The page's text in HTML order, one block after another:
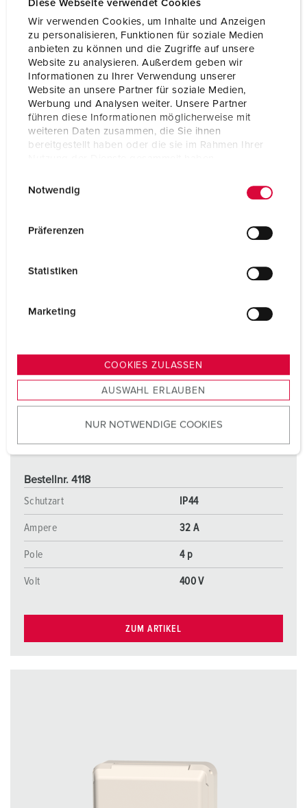
Diese Webseite verwendet Cookies
Wir verwenden Cookies, um Inhalte und Anzeigen
zu personalisieren, Funktionen für soziale Medien
anbieten zu können und die Zugriffe auf unsere
Website zu analysieren. Außerdem geben wir
Informationen zu Ihrer Verwendung unserer
Website an unsere Partner für soziale Medien,
Werbung und Analysen weiter. Unsere Partner
führen diese Informationen möglicherweise mit
weiteren Daten zusammen, die Sie ihnen
bereitgestellt haben oder die sie im Rahmen Ihrer
s
u
w
Notwendig
Präferenzen
Statistiken
Marketing
COOKIES ZULASSEN
AUSWAHL ERLAUBEN
NUR NOTWENDIGE COOKIES
Pole 3 p
Volt 230 V
ZUM ARTIKEL
Bestellnr. 4118
Schutzart
IP44
Ampere 32 A
Pole 4 p
Volt 400 V
ZUM ARTIKEL